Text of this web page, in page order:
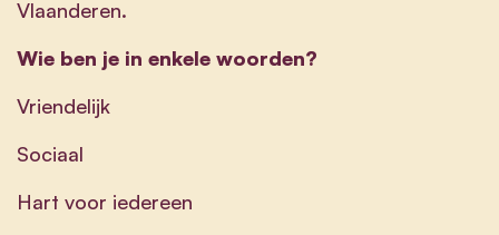
Vlaanderen.
Wie ben je in enkele woorden?
Vriendelijk
Sociaal
Hart voor iedereen